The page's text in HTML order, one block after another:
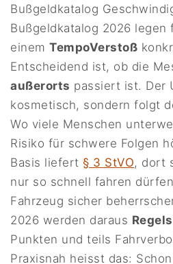
Bußgeldkatalog
Bußgeldkatalog 2026 legen
einemTempoVerstoß
Entscheidend ist, ob die
außerorts passiert ist. Der
kosmetisch, sondern folgt
Wo viele Menschen
Risiko für schwere Folgen
Basis liefert § 3 StVO, dort
nur so schnell fahren
Fahrzeug sicher
2026 werden daraus
Punkten und teils
Praxisnah heisst das: